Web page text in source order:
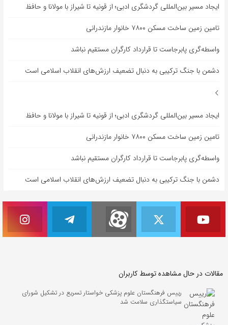
ایجاد مسیر بین‌المللی گردشگری ادبی؛ از قونیه تا شیراز با مولانا و حافظ
تامین زمین ساخت مسکن ۷۸۰۰ خانوار مازندرانی
واسطه‌گری پابرجاست تا قرارداد کارگران مستقیم نباشد
دشمن با جنگ ترکیبی به دنبال تضعیف ارزش‌های انقلاب اسلامی است
ایجاد مسیر بین‌المللی گردشگری ادبی؛ از قونیه تا شیراز با مولانا و حافظ
تامین زمین ساخت مسکن ۷۸۰۰ خانوار مازندرانی
واسطه‌گری پابرجاست تا قرارداد کارگران مستقیم نباشد
دشمن با جنگ ترکیبی به دنبال تضعیف ارزش‌های انقلاب اسلامی است
مقالات در حال مشاهده توسط کاربران
رییس فرهنگستان علوم پزشکی خواستار تسریع در تشکیل شورای
سیاستگذاری سلامت شد